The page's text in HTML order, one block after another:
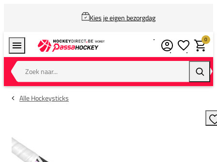
Kies je eigen bezorgdag
Zoek naar...
0
Alle Hockeysticks